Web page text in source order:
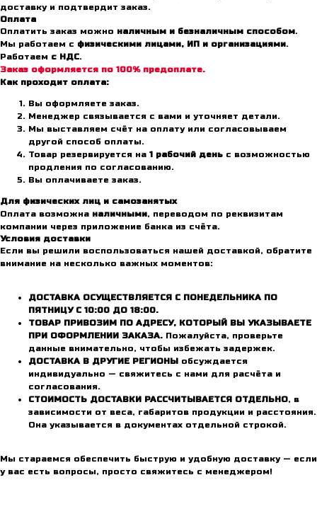
доставку и подтвердит заказ.
Оплата
Оплатить заказ можно наличным и безналичным способом.
Мы работаем с физическими лицами, ИП и организациями.
Работаем с НДС.
Заказ оформляется по 100% предоплате.
Как проходит оплата:
Вы оформляете заказ.
Менеджер связывается с вами и уточняет детали.
Мы выставляем счёт на оплату или согласовываем
другой способ оплаты.
Товар резервируется на 1 рабочий день с возможностью
продления по согласованию.
Вы оплачиваете заказ.
Для физических лиц и самозанятых
Оплата возможна наличными, переводом по реквизитам
компании через приложение банка из счёта.
Условия доставки
Если вы решили воспользоваться нашей доставкой, обратите
внимание на несколько важных моментов:
ДОСТАВКА ОСУЩЕСТВЛЯЕТСЯ С ПОНЕДЕЛЬНИКА ПО
ПЯТНИЦУ С 10:00 ДО 18:00.
ТОВАР ПРИВОЗИМ ПО АДРЕСУ, КОТОРЫЙ ВЫ УКАЗЫВАЕТЕ
ПРИ ОФОРМЛЕНИИ ЗАКАЗА. Пожалуйста, проверьте
данные внимательно, чтобы избежать задержек.
ДОСТАВКА В ДРУГИЕ РЕГИОНЫ обсуждается
индивидуально — свяжитесь с нами для расчёта и
согласования.
СТОИМОСТЬ ДОСТАВКИ РАССЧИТЫВАЕТСЯ ОТДЕЛЬНО, в
зависимости от веса, габаритов продукции и расстояния.
Она указывается в документах отдельной строкой.
Мы стараемся обеспечить быструю и удобную доставку — если
у вас есть вопросы, просто свяжитесь с менеджером!